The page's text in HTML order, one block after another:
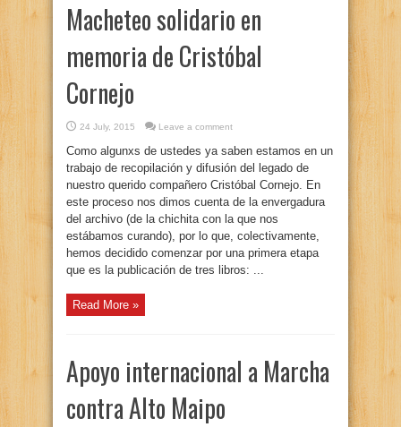
Macheteo solidario en
memoria de Cristóbal
Cornejo
24 July, 2015 Leave a comment
Como algunxs de ustedes ya saben estamos en un
trabajo de recopilación y difusión del legado de
nuestro querido compañero Cristóbal Cornejo. En
este proceso nos dimos cuenta de la envergadura
del archivo (de la chichita con la que nos
estábamos curando), por lo que, colectivamente,
hemos decidido comenzar por una primera etapa
que es la publicación de tres libros: ...
Read More »
Apoyo internacional a Marcha
contra Alto Maipo